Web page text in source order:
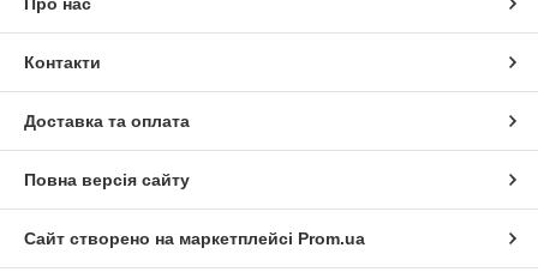
Про нас
Контакти
Доставка та оплата
Повна версія сайту
Сайт створено на маркетплейсі Prom.ua